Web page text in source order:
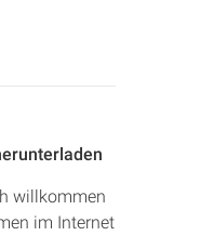
willkommen
im Internet